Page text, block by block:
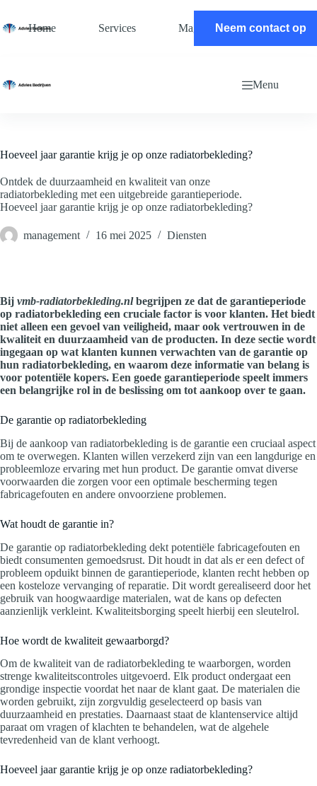
de
Home Services Magazine Contact
Neem contact op
Menu
Hoeveel jaar garantie krijg je op onze radiatorbekleding?
Ontdek de duurzaamheid en kwaliteit van onze
radiatorbekleding met een uitgebreide garantieperiode.
Hoeveel jaar garantie krijg je op onze radiatorbekleding?
management 16 mei 2025 Diensten
Bij vmb-radiatorbekleding.nlbegrijpen ze dat de garantieperiode
op radiatorbekleding een cruciale factor is voor klanten. Het biedt
niet alleen een gevoel van veiligheid, maar ook vertrouwen in de
kwaliteit en duurzaamheid van de producten. In deze sectie wordt
ingegaan op wat klanten kunnen verwachten van de garantie op
hun radiatorbekleding, en waarom deze informatie van belang is
voor potentiële kopers. Een goede garantieperiode speelt immers
een belangrijke rol in de beslissing om tot aankoop over te gaan.
De garantie op radiatorbekleding
Bij de aankoop van radiatorbekleding is de garantie een cruciaal aspect
om te overwegen. Klanten willen verzekerd zijn van een langdurige en
probleemloze ervaring met hun product. De garantie omvat diverse
voorwaarden die zorgen voor een optimale bescherming tegen
fabricagefouten en andere onvoorziene problemen.
Wat houdt de garantie in?
De garantie op radiatorbekleding dekt potentiële fabricagefouten en
biedt consumenten gemoedsrust. Dit houdt in dat als er een defect of
probleem opduikt binnen de garantieperiode, klanten recht hebben op
een kosteloze vervanging of reparatie. Dit wordt gerealiseerd door het
gebruik van hoogwaardige materialen, wat de kans op defecten
aanzienlijk verkleint. Kwaliteitsborging speelt hierbij een sleutelrol.
Hoe wordt de kwaliteit gewaarborgd?
Om de kwaliteit van de radiatorbekleding te waarborgen, worden
strenge kwaliteitscontroles uitgevoerd. Elk product ondergaat een
grondige inspectie voordat het naar de klant gaat. De materialen die
worden gebruikt, zijn zorgvuldig geselecteerd op basis van
duurzaamheid en prestaties. Daarnaast staat de klantenservice altijd
paraat om vragen of klachten te behandelen, wat de algehele
tevredenheid van de klant verhoogt.
Hoeveel jaar garantie krijg je op onze radiatorbekleding?